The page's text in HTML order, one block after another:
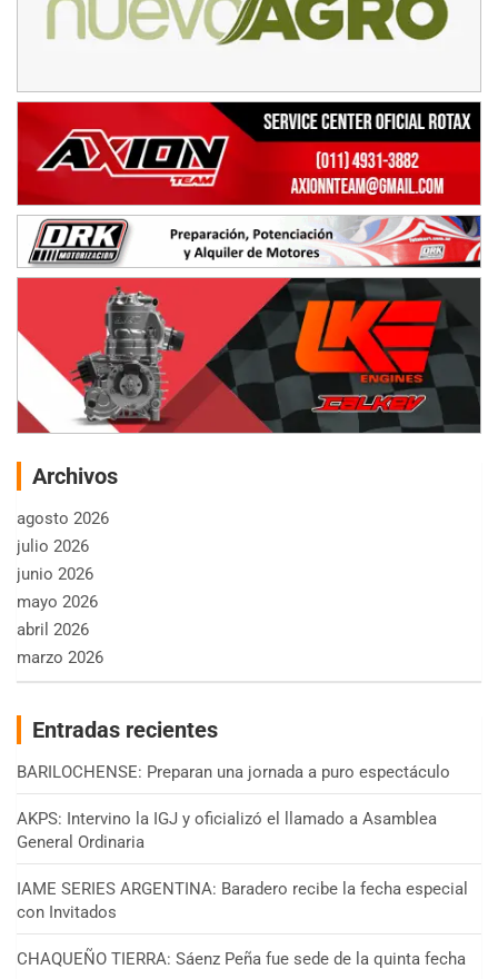
Archivos
agosto 2026
julio 2026
junio 2026
mayo 2026
abril 2026
marzo 2026
Entradas recientes
BARILOCHENSE: Preparan una jornada a puro espectáculo
AKPS: Intervino la IGJ y oficializó el llamado a Asamblea
General Ordinaria
IAME SERIES ARGENTINA: Baradero recibe la fecha especial
con Invitados
CHAQUEÑO TIERRA: Sáenz Peña fue sede de la quinta fecha